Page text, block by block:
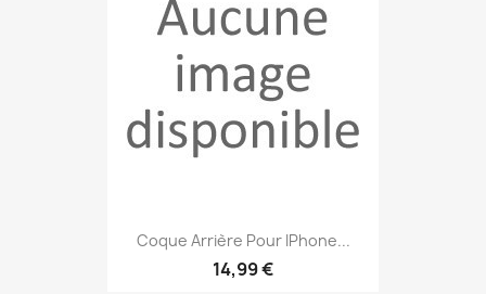
Coque Arrière Pour IPhone...
14,99 €